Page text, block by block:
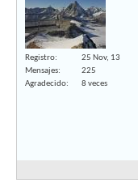
Registro
25 Nov, 13
Mensajes
225
Agradecido
8 veces